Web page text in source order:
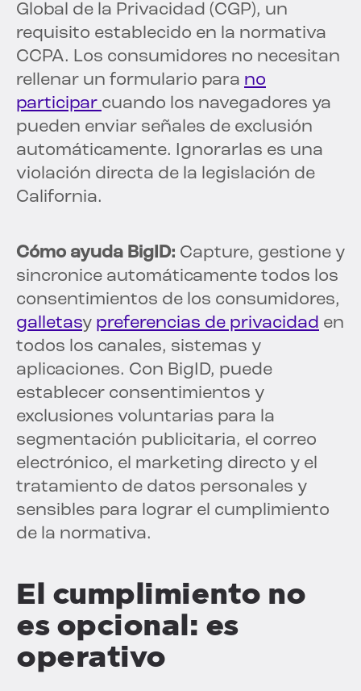
Global de la Privacidad (CGP), un
requisito establecido en la normativa
CCPA. Los consumidores no necesitan
rellenar un formulario para no
participar cuando los navegadores ya
pueden enviar señales de exclusión
automáticamente. Ignorarlas es una
violación directa de la legislación de
California.
Cómo ayuda BigID: Capture, gestione y
sincronice automáticamente todos los
consentimientos de los consumidores,
galletasy preferencias de privacidad en
todos los canales, sistemas y
aplicaciones. Con BigID, puede
establecer consentimientos y
exclusiones voluntarias para la
segmentación publicitaria, el correo
electrónico, el marketing directo y el
tratamiento de datos personales y
sensibles para lograr el cumplimiento
de la normativa.
El cumplimiento no
es opcional: es
operativo